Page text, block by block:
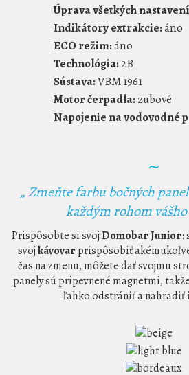
Úprava všetkých
Indikátory extrakcie:áno
ECO režim:áno
Technológia:2B
Sústava:VBM 1961
Motor čerpadla:zubové
Napojenie na vodovodné
~
„ Zmeňte farbu bočných
každým rohom
Prispôsobte si svojDomobar Junior:
svojkávovarprispôsobiť
čas na zmenu, môžete dať svojmu
panely sú pripevnené magnetmi,
ľahko odstrániť a nahradiť